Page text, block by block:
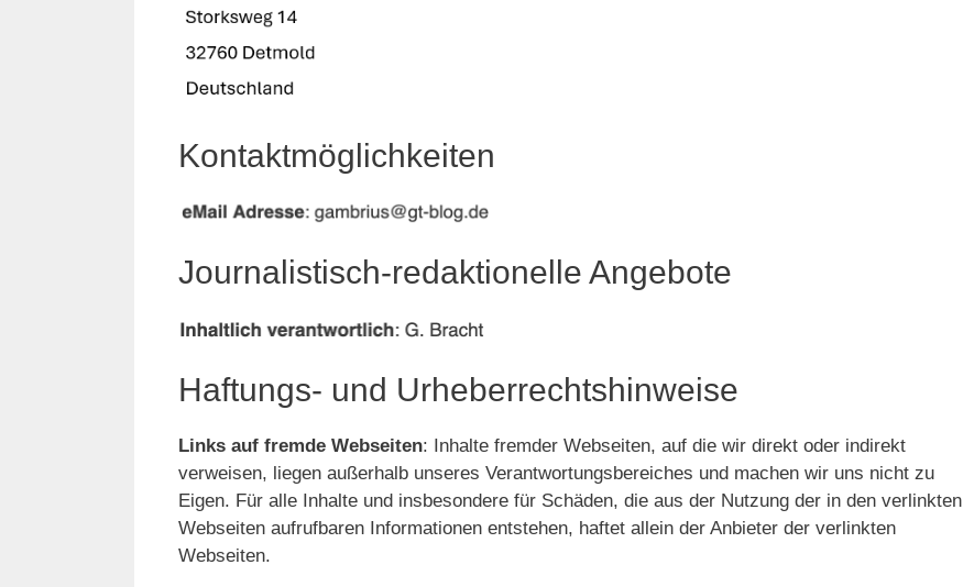
Kontaktmöglichkeiten
Journalistisch-redaktionelle Angebote
Haftungs- und Urheberrechtshinweise
Links auf fremde Webseiten: Inhalte fremder Webseiten, auf die wir direkt oder indirekt
verweisen, liegen außerhalb unseres Verantwortungsbereiches und machen wir uns nicht zu
Eigen. Für alle Inhalte und insbesondere für Schäden, die aus der Nutzung der in den verlinkten
Webseiten aufrufbaren Informationen entstehen, haftet allein der Anbieter der verlinkten
Webseiten.